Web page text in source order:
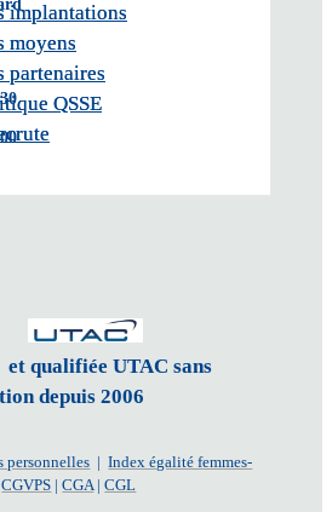
implantations
moyens
partenaires
QSSE
implantations
moyens
partenaires
QSSE
qualifiée UTAC sans
depuis 2006
personnelles |Index égalité femmes-
CGVPS |CGA |CGL